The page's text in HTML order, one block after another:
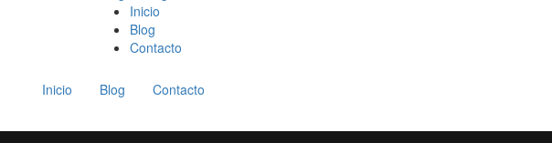
Inicio
Blog
Contacto
Inicio Blog Contacto